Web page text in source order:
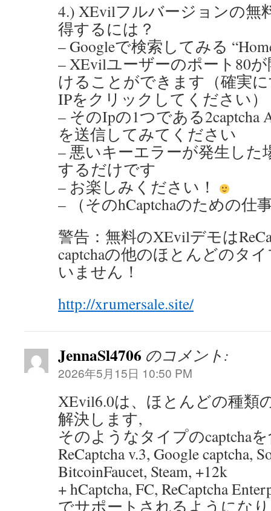
4.) XEvilフルバージョンの無
得するには？
– Googleで検索してみる
– XEvilユーザーのポート80
けることができます（確実
IPをクリックしてください）
– そのIpの1つである2captcha
を送信してみてください
– 悪いキーエラーが発生した
するだけです
– お楽しみください！
– （そのhCaptchaのための仕
警告：無料のXEvilデモは
captchaの他のほとんどのタ
いません！
http://xrumersale.site/
JennaSl4706 のコメント:
2026年5月15日 10:50 PM
XEvil6.0は、ほとんどの種類
解決します,
そのようなタイプのcaptchaを
ReCaptcha v.3, Google captcha,
BitcoinFaucet, Steam, +12k
+ hCaptcha, FC, ReCaptcha
でサポートされるようにな